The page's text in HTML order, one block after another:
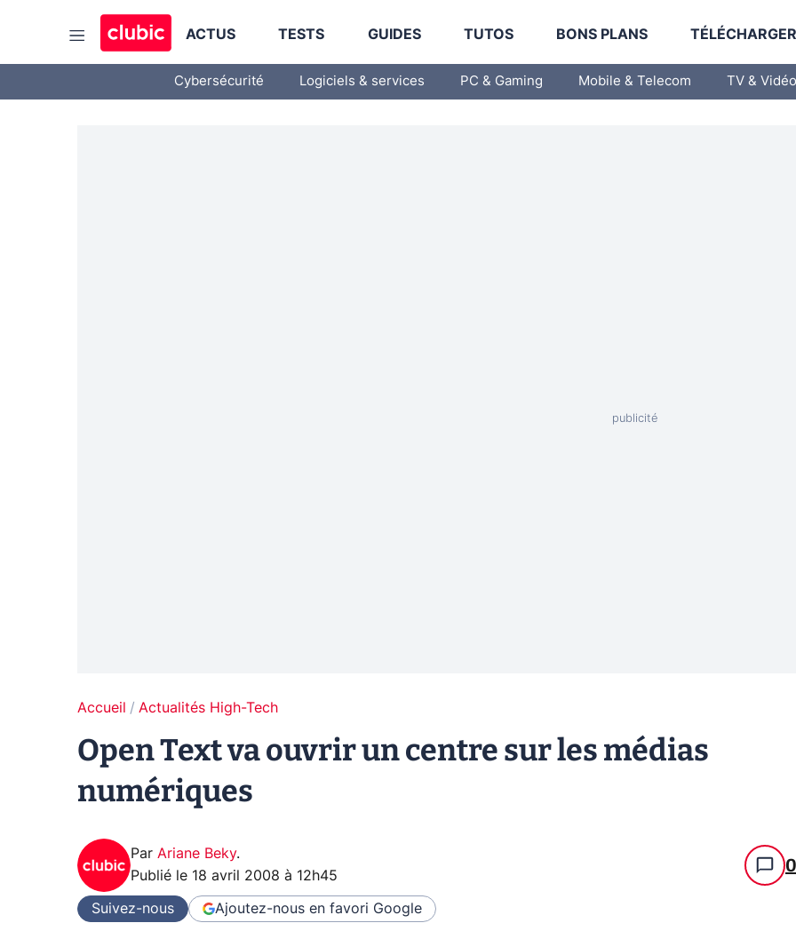
ACTUS TESTS GUIDES TUTOS BONS PLANS
Cybersécurité Logiciels & services PC & Gaming Mobile & Telecom TV & Vidéo
Accueil Actualités High-Tech
Open Text va ouvrir un centre sur les médias
numériques
Par Ariane Beky.
Publié le 18 avril 2008 à 12h45 0
Suivez-nous Ajoutez-nous en favori Google